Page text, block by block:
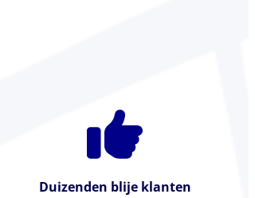
Duizenden blije klanten